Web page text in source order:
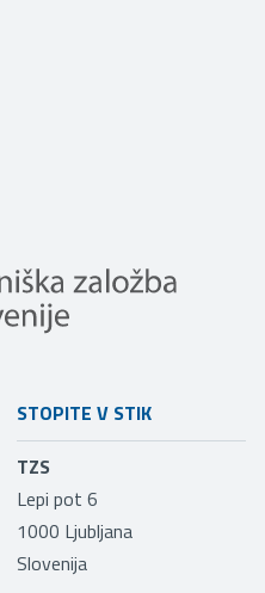
STOPITE V STIK
TZS
Lepi pot 6
1000 Ljubljana
Slovenija